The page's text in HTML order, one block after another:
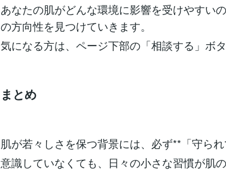
あなたの肌がどんな環境に影響を受けやすい
の方向性を見つけていきます。
気になる方は、ページ下部の「相談する」ボ
まとめ
肌が若々しさを保つ背景には、必ず**「守ら
意識していなくても、日々の小さな習慣が肌